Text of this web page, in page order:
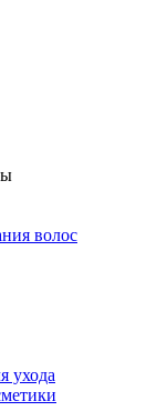
волос
ухода